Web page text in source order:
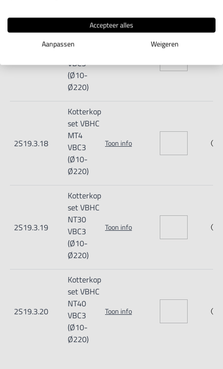
Kotterkop
VBC3
(Ø10-
Ø220)
2S19.3.18
Kotterkop
set VBHC
MT4
VBC3
(Ø10-
Ø220)
Toon info
2S19.3.19
Kotterkop
set VBHC
NT30
VBC3
(Ø10-
Ø220)
Toon info
2S19.3.20
Kotterkop
set VBHC
NT40
VBC3
(Ø10-
Ø220)
Toon info
Accepteer alles
Aanpassen
Weigeren